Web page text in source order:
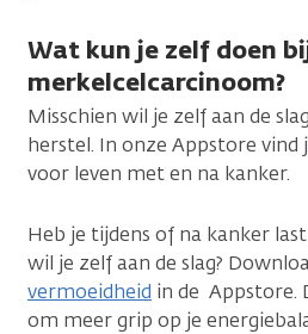
Wat kun je zelf doen
merkelcelcarcinoom?
Misschien wil je zelf aan de
herstel. In onze Appstore vind
voor leven met en na kanker.
Heb je tijdens of na kanker
wil je zelf aan de slag?
vermoeidheid in de Appstore.
om meer grip op je